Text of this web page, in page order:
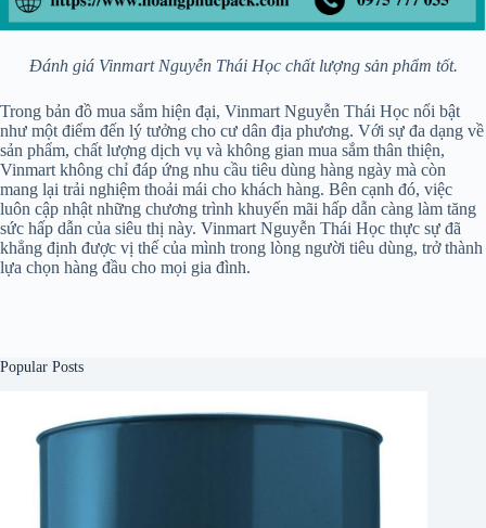
Đánh giá Vinmart Nguyễn Thái Học chất lượng sản phẩm tốt.
Trong bản đồ mua sắm hiện đại, Vinmart Nguyễn Thái Học nổi bật
như một điểm đến lý tưởng cho cư dân địa phương. Với sự đa dạng về
sản phẩm, chất lượng dịch vụ và không gian mua sắm thân thiện,
Vinmart không chỉ đáp ứng nhu cầu tiêu dùng hàng ngày mà còn
mang lại trải nghiệm thoải mái cho khách hàng. Bên cạnh đó, việc
luôn cập nhật những chương trình khuyến mãi hấp dẫn càng làm tăng
sức hấp dẫn của siêu thị này. Vinmart Nguyễn Thái Học thực sự đã
khẳng định được vị thế của mình trong lòng người tiêu dùng, trở thành
lựa chọn hàng đầu cho mọi gia đình.
Popular Posts